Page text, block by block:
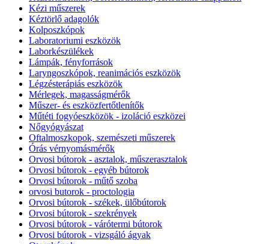
Kézi műszerek
Kéztörlő adagolók
Kolposzkópok
Laboratoriumi eszközök
Laborkészülékek
Lámpák, fényforrások
Laryngoszkópok, reanimációs eszközök
Légzésterápiás eszközök
Mérlegek, magasságmérők
Műszer- és eszközfertőtlenítők
Műtéti fogyóeszközök - izoláció eszközei
Nőgyógyászat
Oftalmoszkopok, szemészeti műszerek
Órás vérnyomásmérők
Orvosi bútorok - asztalok, műszerasztalok
Orvosi bútorok - egyéb bútorok
Orvosi bútorok - műtő szoba
orvosi butorok - proctologia
Orvosi bútorok - székek, ülőbútorok
Orvosi bútorok - szekrények
Orvosi bútorok - várótermi bútorok
Orvosi bútorok - vizsgáló ágyak